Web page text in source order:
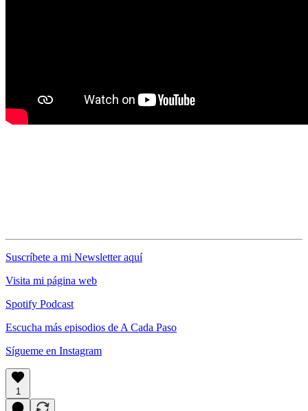
Suscríbete a mi Newsletter aquí
Visita mi página web
Spotify Podcast
Escucha más episodios de A Cada Paso
Sígueme en Instagram
1